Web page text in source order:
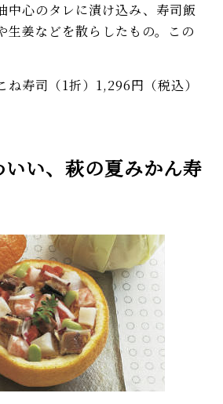
中心のタレに漬け込み、寿司飯
生姜などを散らしたもの。この
ね寿司（1折）1,296円（税込）
いい、萩の夏みかん寿